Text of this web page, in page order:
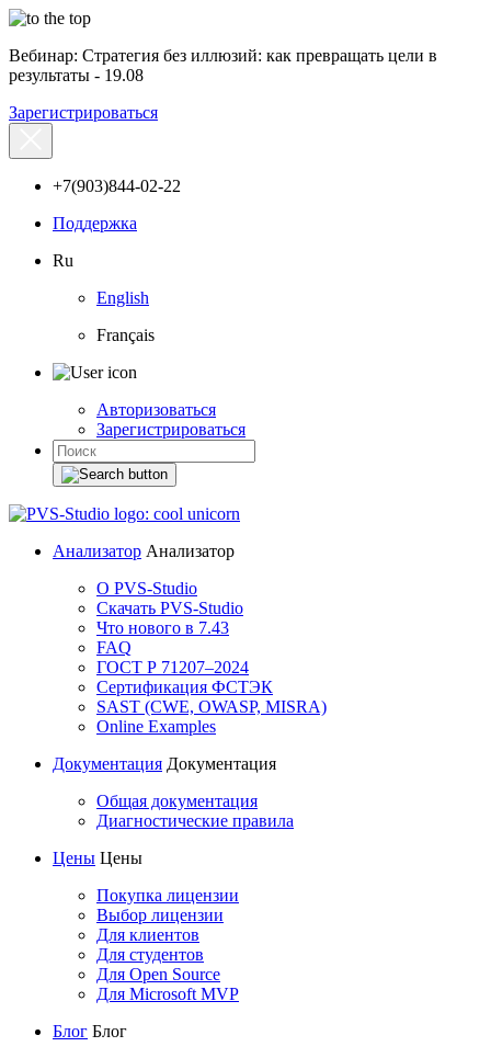
Вебинар: Стратегия без иллюзий: как превращать цели в
результаты - 19.08
Зарегистрироваться
+7(903)844-02-22
Поддержка
Ru
English
Français
Авторизоваться
Зарегистрироваться
Анализатор Анализатор
О PVS-Studio
Скачать PVS-Studio
Что нового в 7.43
FAQ
ГОСТ Р 71207–2024
Сертификация ФСТЭК
SAST (CWE, OWASP, MISRA)
Online Examples
Документация Документация
Общая документация
Диагностические правила
Цены Цены
Покупка лицензии
Выбор лицензии
Для клиентов
Для студентов
Для Open Source
Для Microsoft MVP
Блог Блог